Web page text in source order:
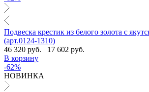
Подвеска крестик из белого золота с
(арт.0124-1310)
46 320 руб.
17 602 руб.
В корзину
-62%
НОВИНКА